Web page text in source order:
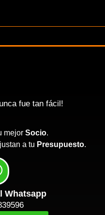
fue tan fácil!
mejor Socio.
a tu Presupuesto.
Whatsapp